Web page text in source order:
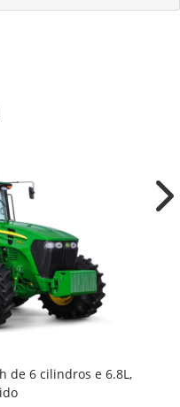
de 6 cilindros e 6.8L,